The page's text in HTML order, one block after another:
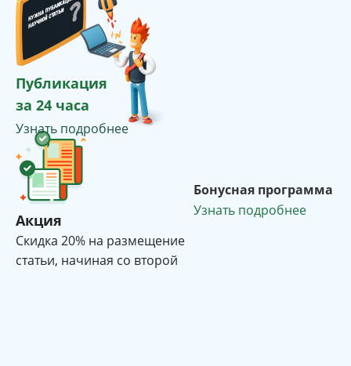
Публикация
за 24 часа
Узнать подробнее
Акция
Cкидка 20% на размещение
статьи, начиная со второй
Бонусная программа
Узнать подробнее